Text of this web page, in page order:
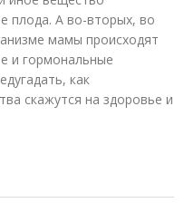
плода. А во-вторых, во
мамы происходят
и гормональные
как
скажутся на здоровье и